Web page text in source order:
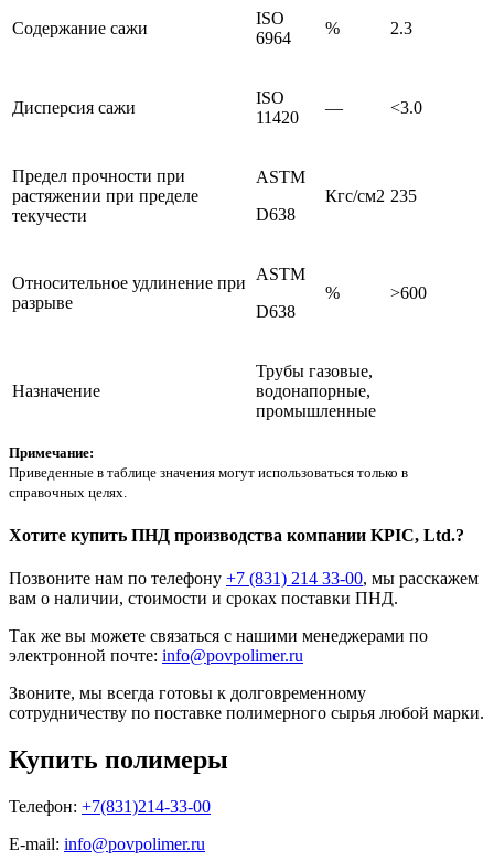
Содержание сажи
ISO
6964
% 2.3
Дисперсия сажи
ISO
11420
— <3.0
Предел прочности при
растяжении при пределе
текучести
ASTM
D638
Кгc/см2 235
Относительное удлинение при
разрыве
ASTM
D638
% >600
Назначение
Трубы газовые,
водонапорные,
промышленные
Примечание:
Приведенные в таблице значения могут использоваться только в
справочных целях.
Хотите купить ПНД производства компании KPIC, Ltd.?
Позвоните нам по телефону +7 (831) 214 33-00, мы расскажем
вам о наличии, стоимости и сроках поставки ПНД.
Так же вы можете связаться с нашими менеджерами по
электронной почте: info@povpolimer.ru
Звоните, мы всегда готовы к долговременному
сотрудничеству по поставке полимерного сырья любой марки.
Купить полимеры
Телефон: +7(831)214-33-00
E-mail: info@povpolimer.ru